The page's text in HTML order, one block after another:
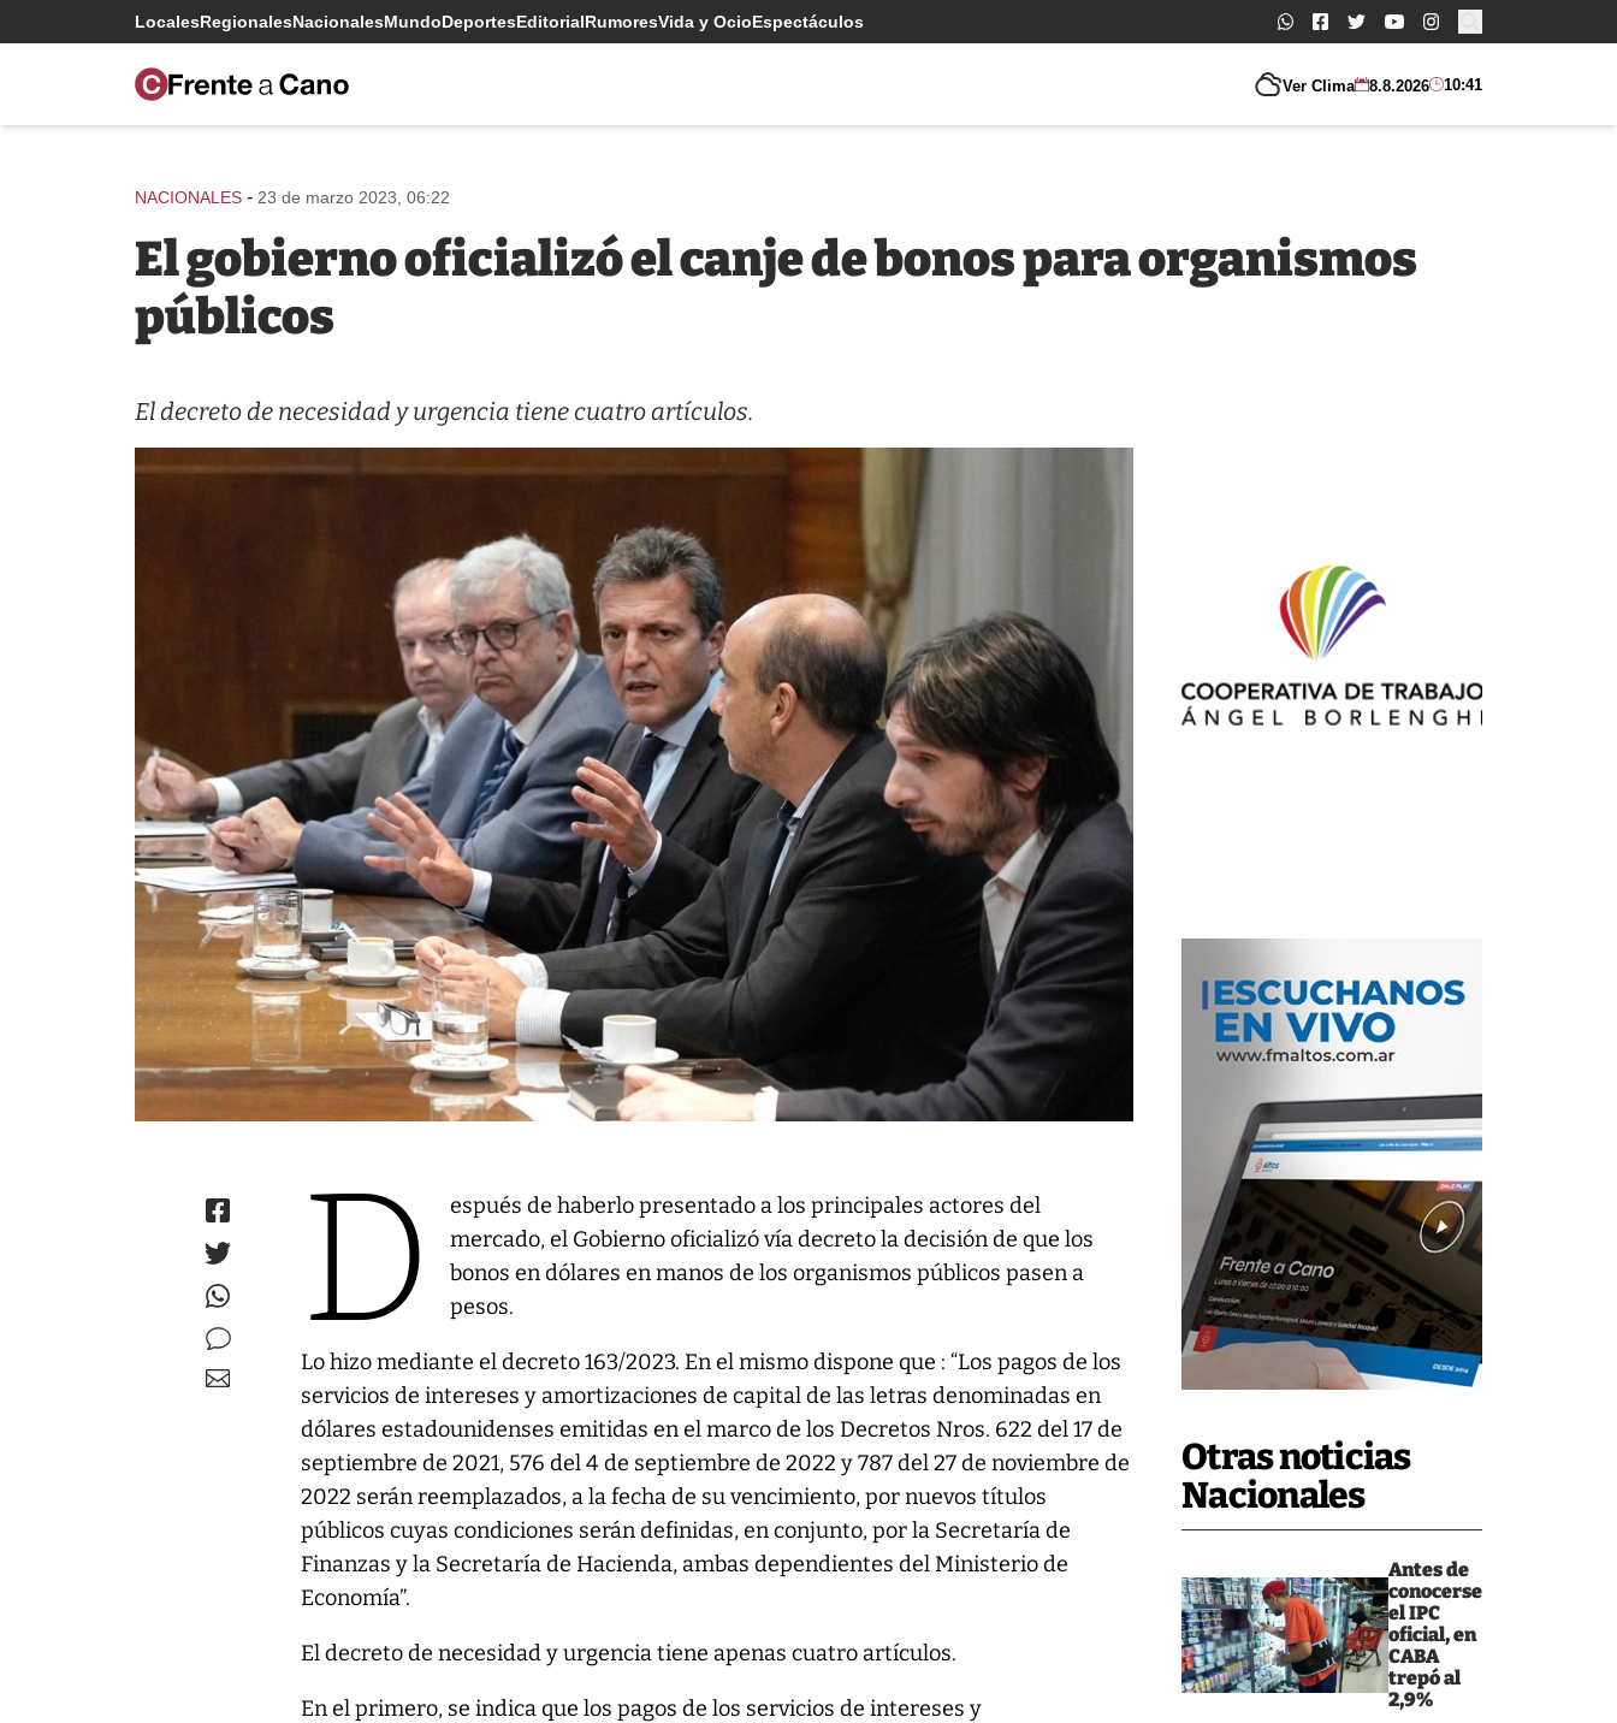
LocalesRegionalesNacionalesMundoDeportesEditorialRumoresVida y OcioEspectáculos Buscar:
Ver Clima 8.8.2026 10:41
Otras noticias
Nacionales
Antes de
conocerse
el IPC
oficial, en
CABA
trepó al
2,9%
NACIONALES - 23 de marzo 2023, 06:22
El gobierno oficializó el canje de bonos para organismos
públicos
El decreto de necesidad y urgencia tiene cuatro artículos.
D
espués de haberlo presentado a los principales actores del
mercado, el Gobierno oficializó vía decreto la decisión de que los
bonos en dólares en manos de los organismos públicos pasen a
pesos.
Lo hizo mediante el decreto 163/2023. En el mismo dispone que : “Los pagos de los
servicios de intereses y amortizaciones de capital de las letras denominadas en
dólares estadounidenses emitidas en el marco de los Decretos Nros. 622 del 17 de
septiembre de 2021, 576 del 4 de septiembre de 2022 y 787 del 27 de noviembre de
2022 serán reemplazados, a la fecha de su vencimiento, por nuevos títulos
públicos cuyas condiciones serán definidas, en conjunto, por la Secretaría de
Finanzas y la Secretaría de Hacienda, ambas dependientes del Ministerio de
Economía”.
El decreto de necesidad y urgencia tiene apenas cuatro artículos.
En el primero, se indica que los pagos de los servicios de intereses y